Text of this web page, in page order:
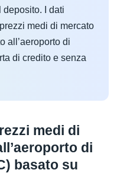
I dati
medi di mercato
all’aeroporto di
di credito e senza
medi di
di
basato su